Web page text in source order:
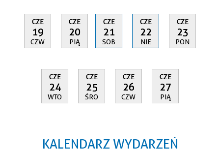
CZE
19
CZW
CZE
20
PIĄ
CZE
21
SOB
CZE
22
NIE
CZE
23
PON
CZE
24
WTO
CZE
25
ŚRO
CZE
26
CZW
CZE
27
PIĄ
KALENDARZ WYDARZEŃ